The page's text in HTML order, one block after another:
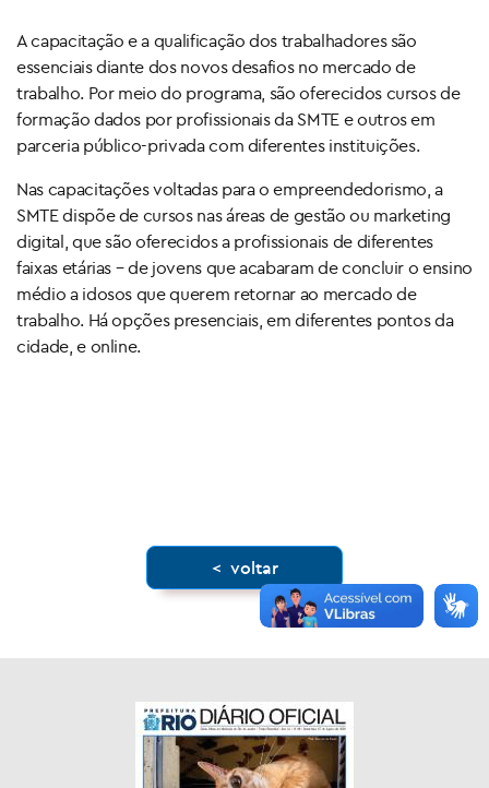
A capacitação e a qualificação dos trabalhadores são
essenciais diante dos novos desafios no mercado de
trabalho. Por meio do programa, são oferecidos cursos de
formação dados por profissionais da SMTE e outros em
parceria público-privada com diferentes instituições.
Nas capacitações voltadas para o empreendedorismo, a
SMTE dispõe de cursos nas áreas de gestão ou marketing
digital, que são oferecidos a profissionais de diferentes
faixas etárias – de jovens que acabaram de concluir o ensino
médio a idosos que querem retornar ao mercado de
trabalho. Há opções presenciais, em diferentes pontos da
cidade, e online.
< voltar